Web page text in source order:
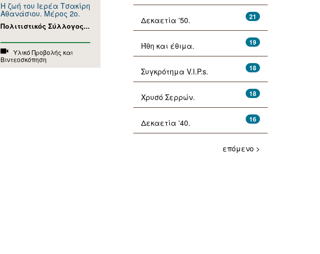
Η ζωή του Ιερέα Τσακίρη
Αθανάσιου. Μέρος 2ο.
Πολιτιστικός Σύλλογος...
Υλικό Προβολής και
Βιντεοσκόπηση
21
Δεκαετία '50.
19
Ήθη και έθιμα.
18
Συγκρότημα V.I.P.s.
18
Χρυσό Σερρών.
16
Δεκαετία '40.
επόμενο >